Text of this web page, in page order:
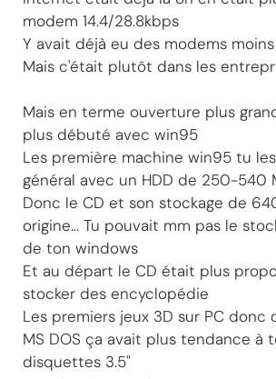
modem 14.4/28.8kbps
Y avait déjà eu des modems
Mais c'était plutôt dans les
Mais en terme ouverture plus
plus débuté avec win95
Les première machine win95 tu
général avec un HDD de 250-540
Donc le CD et son stockage de
origine... Tu pouvait mm pas le
de ton windows
Et au départ le CD était plus
stocker des encyclopédie
Les premiers jeux 3D sur PC donc
MS DOS ça avait plus tendance à
disquettes 3.5"